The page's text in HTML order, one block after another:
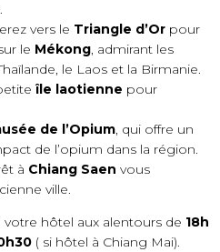
vers le Triangle d’Orpour
le Mékong, admirant les
le Laos et la Birmanie.
île laotienne pour
de l’Opium, qui offre un
de l’opium dans la région.
à Chiang Saen vous
ville.
hôtel aux alentours de 18h
( si hôtel à Chiang Mai).